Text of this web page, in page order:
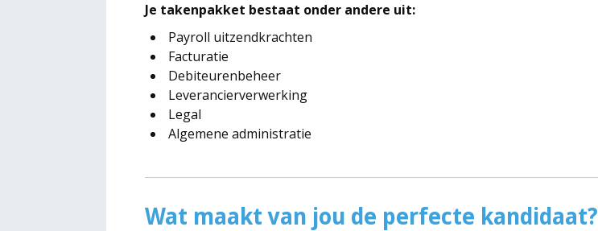
Je takenpakket bestaat onder andere uit:
Payroll uitzendkrachten
Facturatie
Debiteurenbeheer
Leverancierverwerking
Legal
Algemene administratie
Wat maakt van jou de perfecte kandidaat?